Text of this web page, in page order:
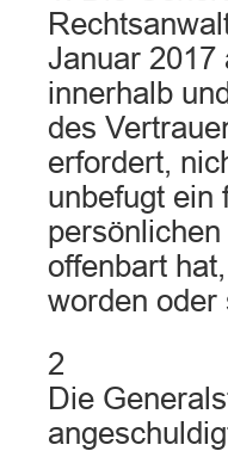
Januar 2017
innerhalb
des
erfordert,
unbefugt ein
offenbart
worden oder
2
Die